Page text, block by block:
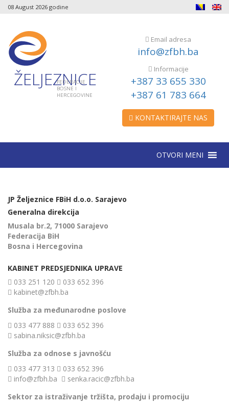
08 August 2026 godine
ŽELJEZNICE
FEDERACIJE
BOSNE I
HERCEGOVINE
Email adresa
info@zfbh.ba
Informacije
+387 33 655 330
+387 61 783 664
KONTAKTIRAJTE NAS
OTVORI MENI
JP Željeznice FBiH d.o.o. Sarajevo
Generalna direkcija
Musala br.2, 71000 Sarajevo
Federacija BiH
Bosna i Hercegovina
KABINET PREDSJEDNIKA UPRAVE
033 251 120
033 652 396
kabinet@zfbh.ba
Služba za međunarodne poslove
033 477 888
033 652 396
sabina.niksic@zfbh.ba
Služba za odnose s javnošću
033 477 313
033 652 396
info@zfbh.ba
senka.racic@zfbh.ba
Sektor za istraživanje tržišta, prodaju i promociju